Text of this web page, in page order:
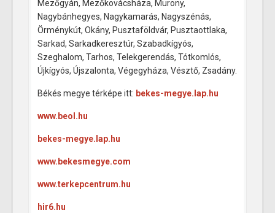
Mezőgyán, Mezőkovácsháza, Murony,
Nagybánhegyes, Nagykamarás, Nagyszénás,
Örménykút, Okány, Pusztaföldvár, Pusztaottlaka,
Sarkad, Sarkadkeresztúr, Szabadkígyós,
Szeghalom, Tarhos, Telekgerendás, Tótkomlós,
Újkígyós, Újszalonta, Végegyháza, Vésztő, Zsadány.
Békés megye térképe itt: bekes-megye.lap.hu
www.beol.hu
bekes-megye.lap.hu
www.bekesmegye.com
www.terkepcentrum.hu
hir6.hu